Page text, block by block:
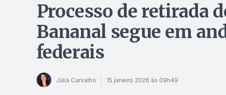
Processo de retirada
Bananal segue em
federais
Júlia Carvalho 15 janeiro 2026 às 09h49